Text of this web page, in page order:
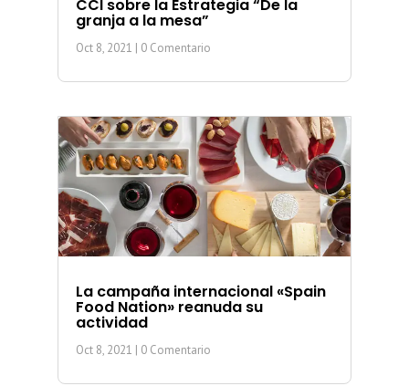
CCI sobre la Estrategia “De la
granja a la mesa”
Oct 8, 2021 | 0 Comentario
La campaña internacional «Spain
Food Nation» reanuda su
actividad
Oct 8, 2021 | 0 Comentario